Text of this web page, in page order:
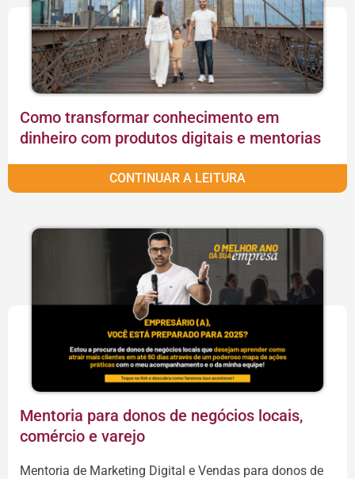
Como transformar conhecimento em
dinheiro com produtos digitais e mentorias
CONTINUAR A LEITURA
Mentoria para donos de negócios locais,
comércio e varejo
Mentoria de Marketing Digital e Vendas para donos de